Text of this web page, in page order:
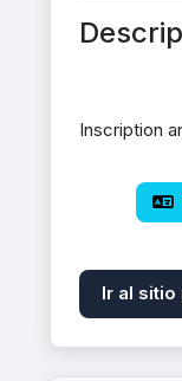
Inscription
Ir al